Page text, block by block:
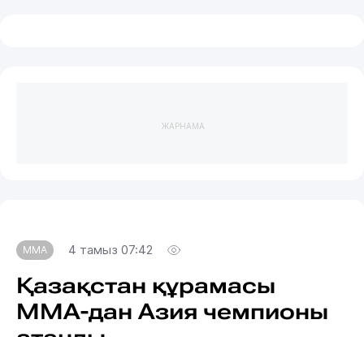
ЖАРНАМА
MMA 4 тамыз 07:42
Қазақстан құрамасы
ММА-дан Азия чемпионы